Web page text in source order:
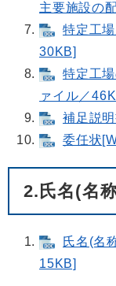
主要施設の
特定工
30KB]
特定工
ァイル／
補足説
委任状
2.氏名(名
氏名(名
15KB]